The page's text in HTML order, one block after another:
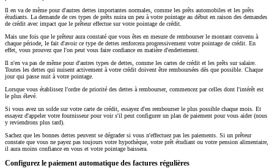
Il en va de même pour d'autres dettes importantes normales, comme les prêts automobiles et les prêts
étudiants. La demande de ces types de prêts nuira un peu à votre pointage au début en raison des demandes
de crédit avec impact que le prêteur effectue sur votre pointage de crédit.
Mais une fois que le prêteur aura constaté que vous êtes en mesure de rembourser le montant convenu à
chaque période, le fait d'avoir ce type de dettes renforcera progressivement votre pointage de crédit. En
effet, vous prouvez que l'on peut vous faire confiance en matière d'endettement.
Il n'en va pas de même pour d'autres types de dettes, comme les cartes de crédit et les prêts sur salaire.
Toutes les dettes qui nuisent activement à votre crédit doivent être remboursées dès que possible. Chaque
jour qui passe nuit à votre pointage.
Lorsque vous établissez l'ordre de priorité des dettes à rembourser, commencez par celles dont l'intérêt est
le plus élevé.
Si vous avez un solde sur votre carte de crédit, essayez d'en rembourser le plus possible chaque mois. Et
essayez d'appeler votre fournisseur pour voir s'il peut configurer un plan de paiement pour vous aider (nous
y reviendrons plus tard).
Sachez que les bonnes dettes peuvent se dégrader si vous n'effectuez pas les paiements. Si un prêteur
constate que vous ne payez pas toujours votre hypothèque, votre prêt étudiant ou votre pension alimentaire,
il aura moins confiance en vous et votre pointage baissera.
Configurez le paiement automatique des factures régulières